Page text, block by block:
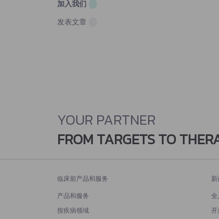
加入我们
发表文章
YOUR PARTNER
FROM TARGETS TO
临床前产品和服务
产品和服务
按疾病领域
全
开